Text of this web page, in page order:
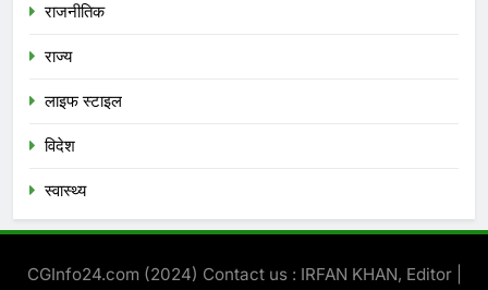
राजनीतिक
राज्य
लाइफ स्टाइल
विदेश
स्‍वास्‍थ्‍य
CGInfo24.com (2024) Contact us : IRFAN KHAN, Editor |